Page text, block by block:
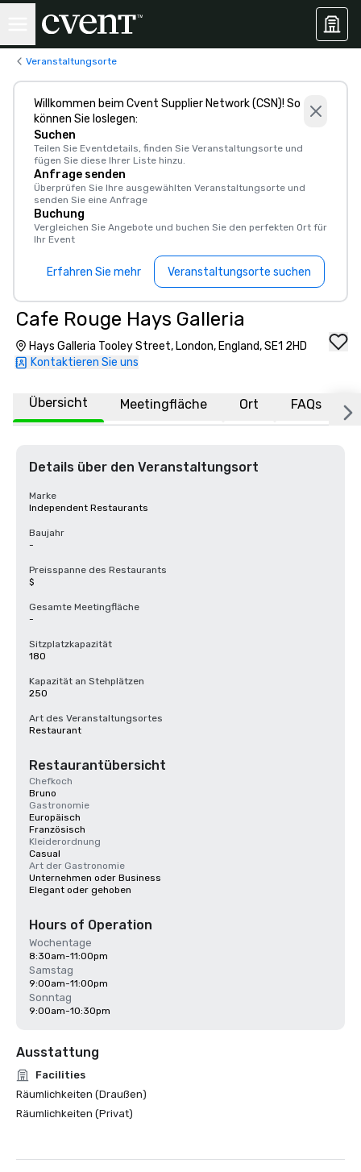
Veranstaltungsorte
Willkommen beim Cvent Supplier Network (CSN)! So
können Sie loslegen:
Suchen
Teilen Sie Eventdetails, finden Sie Veranstaltungsorte und
fügen Sie diese Ihrer Liste hinzu.
Anfrage senden
Überprüfen Sie Ihre ausgewählten Veranstaltungsorte und
senden Sie eine Anfrage
Buchung
Vergleichen Sie Angebote und buchen Sie den perfekten Ort für
Ihr Event
Erfahren Sie mehr Veranstaltungsorte suchen
Cafe Rouge Hays Galleria
Hays Galleria Tooley Street, London, England, SE1 2HD
Kontaktieren Sie uns
Übersicht Meetingfläche Ort FAQs
Details über den Veranstaltungsort
Marke
Independent Restaurants
Baujahr
-
Preisspanne des Restaurants
$
Gesamte Meetingfläche
-
Sitzplatzkapazität
180
Kapazität an Stehplätzen
250
Art des Veranstaltungsortes
Restaurant
Restaurantübersicht
Chefkoch
Bruno
Gastronomie
Europäisch
Französisch
Kleiderordnung
Casual
Art der Gastronomie
Unternehmen oder Business
Elegant oder gehoben
Hours of Operation
Wochentage
8:30am-11:00pm
Samstag
9:00am-11:00pm
Sonntag
9:00am-10:30pm
Ausstattung
Facilities
Räumlichkeiten (Draußen)
Räumlichkeiten (Privat)